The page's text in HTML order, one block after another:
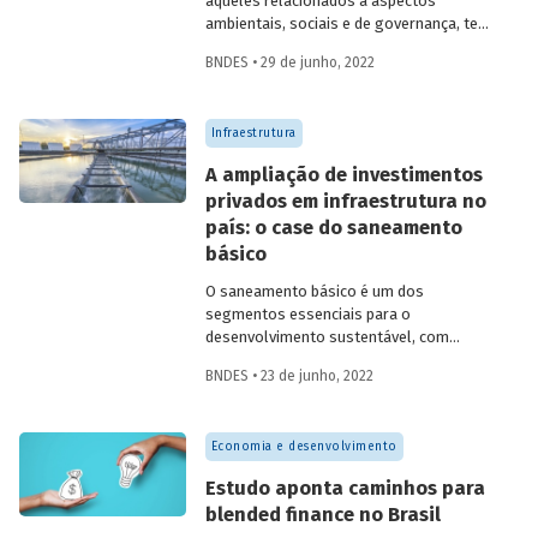
ambientais, sociais e de governança, tem
origens desse tipo de investimento e
avaliação de fatores ASG e os desafios
para impulsionar esse mercado
sustentável.
BNDES • 29 de junho, 2022
Infraestrutura
A ampliação de investimentos
privados em infraestrutura no
país: o case do saneamento
básico
O saneamento básico é um dos
segmentos essenciais para o
desenvolvimento sustentável, com
qualidade de vida da população. No Brasil,
precisam aumentar substancialmente
para que o país alcance as metas
cumprindo o que está previsto no novo
marco legal do saneamento. Saiba como
BNDES • 23 de junho, 2022
Economia e desenvolvimento
Estudo aponta caminhos para
blended finance no Brasil